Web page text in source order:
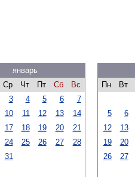
январь
Ср Чт Пт Сб
Вс
3 4 5 6
7
10 11 12 13
14
17 18 19 20
21
24 25 26 27
28
31
Пн
Вт
5
6
12
13
19
20
26
27